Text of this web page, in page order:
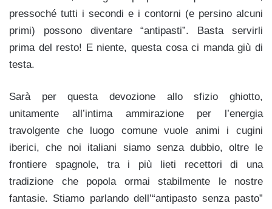
pressoché tutti i secondi e i contorni (e persino alcuni
primi) possono diventare “antipasti”. Basta servirli
prima del resto! E niente, questa cosa ci manda giù di
testa.
Sarà per questa devozione allo sfizio ghiotto,
unitamente all’intima ammirazione per l’energia
travolgente che luogo comune vuole animi i cugini
iberici, che noi italiani siamo senza dubbio, oltre le
frontiere spagnole, tra i più lieti recettori di una
tradizione che popola ormai stabilmente le nostre
fantasie. Stiamo parlando dell’“antipasto senza pasto”